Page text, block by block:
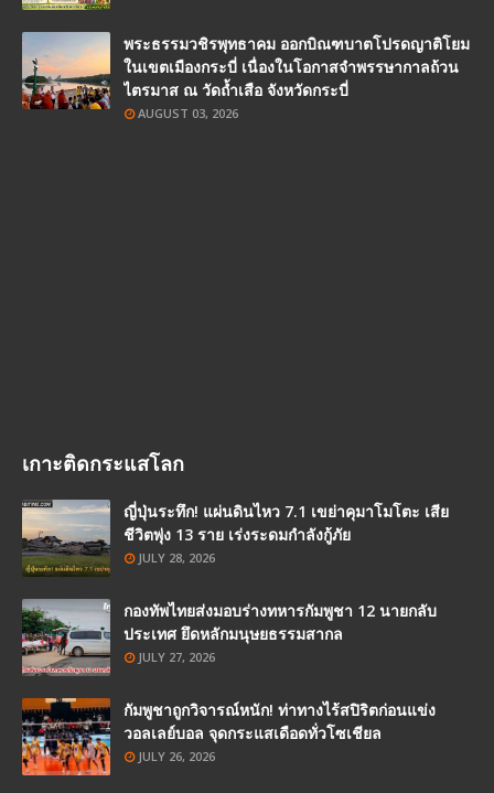
พระธรรมวชิรพุทธาคม ออกบิณฑบาตโปรดญาติโยม
ในเขตเมืองกระบี่ เนื่องในโอกาสจำพรรษากาลถ้วน
ไตรมาส ณ วัดถ้ำเสือ จังหวัดกระบี่
AUGUST 03, 2026
เกาะติดกระแสโลก
ญี่ปุ่นระทึก! แผ่นดินไหว 7.1 เขย่าคุมาโมโตะ เสีย
ชีวิตพุ่ง 13 ราย เร่งระดมกำลังกู้ภัย
JULY 28, 2026
กองทัพไทยส่งมอบร่างทหารกัมพูชา 12 นายกลับ
ประเทศ ยึดหลักมนุษยธรรมสากล
JULY 27, 2026
กัมพูชาถูกวิจารณ์หนัก! ท่าทางไร้สปิริตก่อนแข่ง
วอลเลย์บอล จุดกระแสเดือดทั่วโซเชียล
JULY 26, 2026